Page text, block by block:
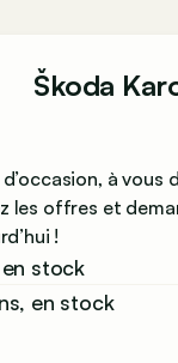
Škoda
à vous
les offres et
!
stock
en stock